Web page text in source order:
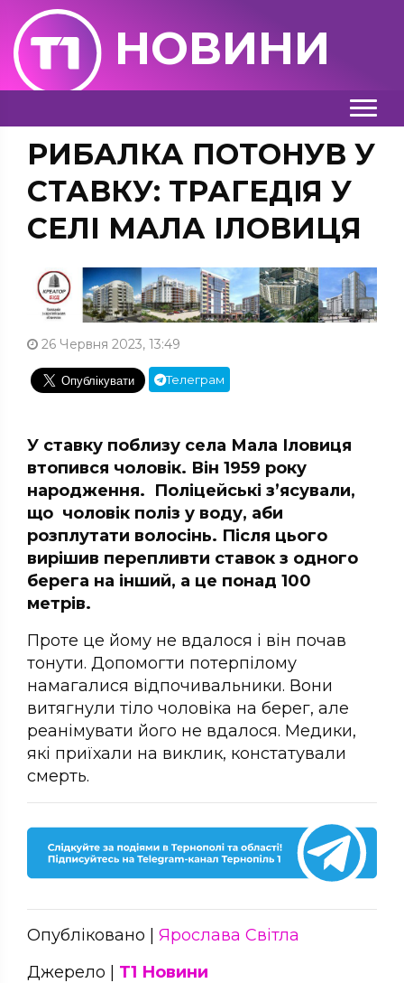
НОВИНИ
РИБАЛКА ПОТОНУВ У
СТАВКУ: ТРАГЕДІЯ У
СЕЛІ МАЛА ІЛОВИЦЯ
26 Червня 2023, 13:49
Телеграм
У ставку поблизу села Мала Іловиця
втопився чоловік. Він 1959 року
народження. Поліцейські з’ясували,
що чоловік поліз у воду, аби
розплутати волосінь. Після цього
вирішив перепливти ставок з одного
берега на інший, а це понад 100
метрів.
Проте це йому не вдалося і він почав
тонути. Допомогти потерпілому
намагалися відпочивальники. Вони
витягнули тіло чоловіка на берег, але
реанімувати його не вдалося. Медики,
які приїхали на виклик, констатували
смерть.
Опубліковано | Ярослава Світла
Джерело | Т1 Новини